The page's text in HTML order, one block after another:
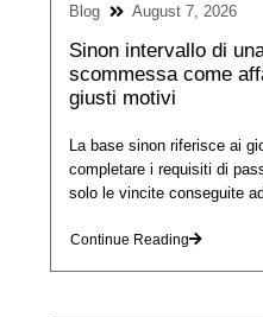
Blog August 7, 2026
Sinon intervallo di
scommessa come
giusti motivi
La base sinon riferisce ai
completare i requisiti di
solo le vincite conseguite
Continue Reading